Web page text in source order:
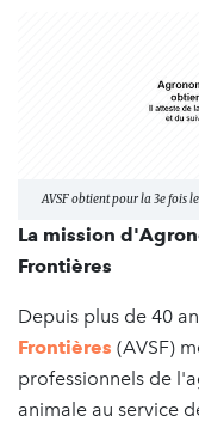
AVSF obtient pour la 3e fois
La mission
Frontières
Depuis plus de 40
Frontières (AVSF)
professionnels de
animale au service